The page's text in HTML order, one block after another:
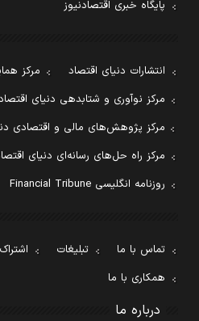
پایگاه خبری اقتصادنیوز
انتشارات دنیای اقتصاد
مرکز
مرکز نوآوری و شتابدهی دنیای
مرکز پژوهش‌های مالی و اقتصادی
مرکز راه حل‌های رسانه‌ای دنیای
روزنامه انگلیسی Financial Tribune
تماس با ما تبلیغات اشتراک
همکاری با ما
درباره ما